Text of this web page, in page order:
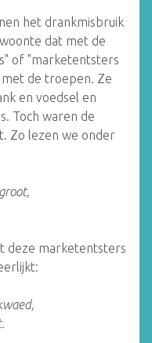
het drankmisbruik
dat met de
of "marketentsters
de troepen. Ze
en voedsel en
Toch waren de
Zo lezen we onder
deze marketentsters